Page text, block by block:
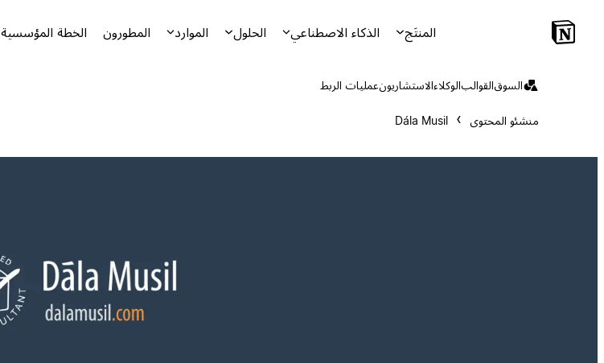
المنتَج الذكاء الاصطناعي الحلول الموارد المطورون الخطة المؤسسية
السوقالقوالبالوكلاءالاستشاريونعمليات الربط
منشئو المحتوى Dála Musil